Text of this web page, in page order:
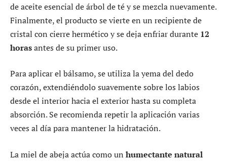
de aceite esencial de árbol de té y se mezcla nuevamente.
Finalmente, el producto se vierte en un recipiente de
cristal con cierre hermético y se deja enfriar durante 12
horasantes de su primer uso.
Para aplicar el bálsamo, se utiliza la yema del dedo
corazón, extendiéndolo suavemente sobre los labios
desde el interior hacia el exterior hasta su completa
absorción. Se recomienda repetir la aplicación varias
veces al día para mantener la hidratación.
La miel de abeja actúa como un humectante natural